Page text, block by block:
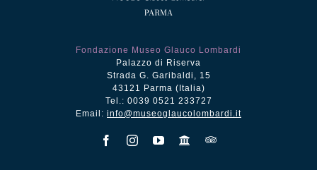
Fondazione Museo Glauco Lombardi
Palazzo di Riserva
Strada G. Garibaldi, 15
43121 Parma (Italia)
Tel.: 0039 0521 233727
Email: info@museoglaucolombardi.it